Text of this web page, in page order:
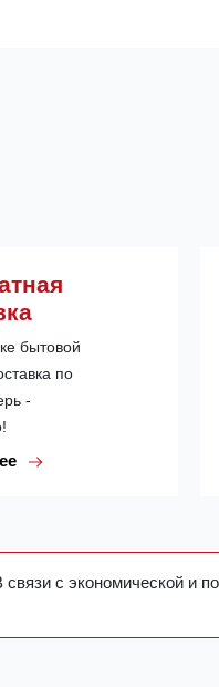
бытовой
по
-
с экономической и